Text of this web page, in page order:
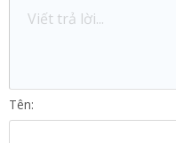
Kích thước
9
18
Màu chữPhông chữ
Căn lề
Căn trái
Paragraph format
Normal
Heading 2
Heading 3
Trích dẫn
MediaInsert table
RedoToggle BB code
Xóa định dạng
Viết trả lời...
Tên